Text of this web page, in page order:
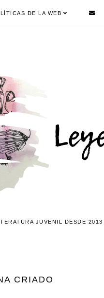
DE LA WEB
JUVENIL DESDE 2013
CRIADO